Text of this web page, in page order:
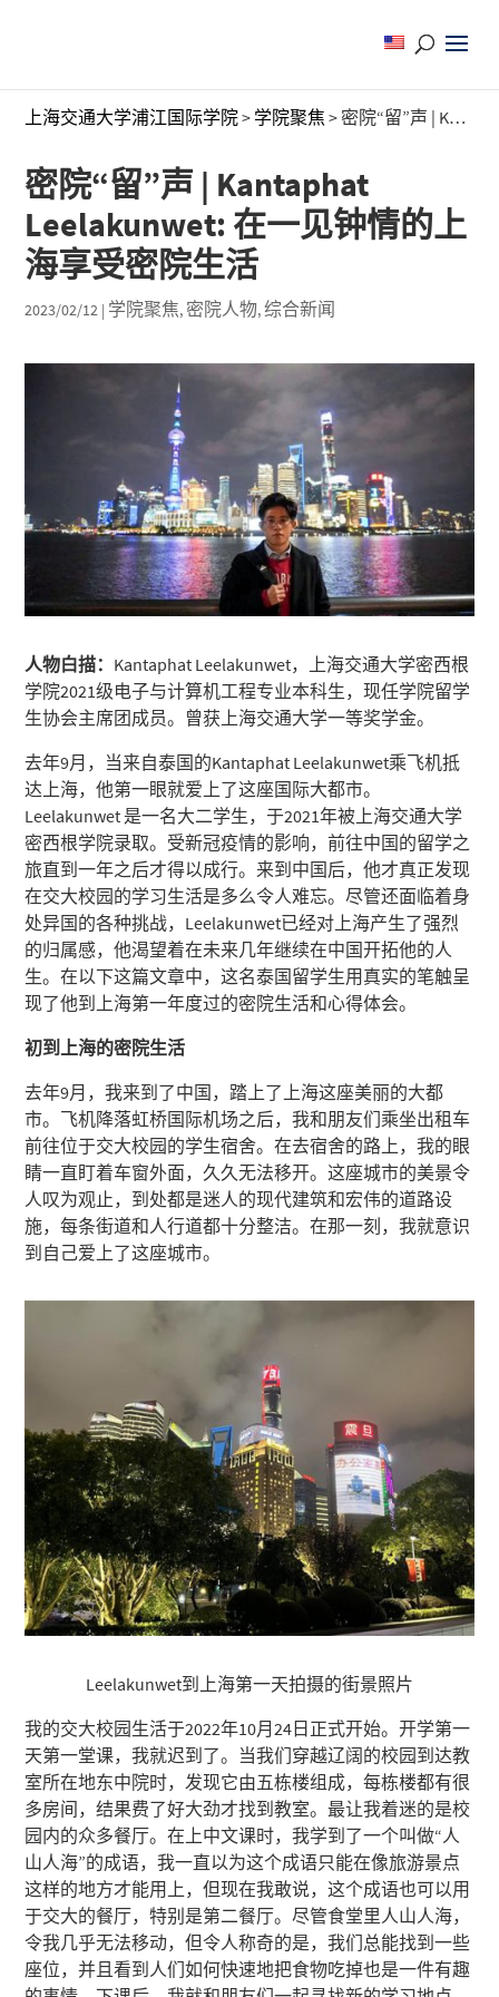
上海交通大学浦江国际学院> 学院聚焦 > 密院“留”声 | Kantaphat Leelakunwet: 在一见钟情的上海享受密院生活
密院“留”声 | Kantaphat
Leelakunwet: 在一见钟情的上
海享受密院生活
2023/02/12 | 学院聚焦, 密院人物,综合新闻
人物白描： Kantaphat Leelakunwet，上海交通大学密西根
学院2021级电子与计算机工程专业本科生，现任学院留学
生协会主席团成员。曾获上海交通大学一等奖学金。
去年9月，当来自泰国的Kantaphat Leelakunwet乘飞机抵
达上海，他第一眼就爱上了这座国际大都市。
Leelakunwet 是一名大二学生，于2021年被上海交通大学
密西根学院录取。受新冠疫情的影响，前往中国的留学之
旅直到一年之后才得以成行。来到中国后，他才真正发现
在交大校园的学习生活是多么令人难忘。尽管还面临着身
处异国的各种挑战，Leelakunwet已经对上海产生了强烈
的归属感，他渴望着在未来几年继续在中国开拓他的人
生。在以下这篇文章中，这名泰国留学生用真实的笔触呈
现了他到上海第一年度过的密院生活和心得体会。
初到上海的密院生活
去年9月，我来到了中国，踏上了上海这座美丽的大都
市。飞机降落虹桥国际机场之后，我和朋友们乘坐出租车
前往位于交大校园的学生宿舍。在去宿舍的路上，我的眼
睛一直盯着车窗外面，久久无法移开。这座城市的美景令
人叹为观止，到处都是迷人的现代建筑和宏伟的道路设
施，每条街道和人行道都十分整洁。在那一刻，我就意识
到自己爱上了这座城市。
Leelakunwet到上海第一天拍摄的街景照片
我的交大校园生活于2022年10月24日正式开始。开学第一
天第一堂课，我就迟到了。当我们穿越辽阔的校园到达教
室所在地东中院时，发现它由五栋楼组成，每栋楼都有很
多房间，结果费了好大劲才找到教室。最让我着迷的是校
园内的众多餐厅。在上中文课时，我学到了一个叫做“人
山人海”的成语，我一直以为这个成语只能在像旅游景点
这样的地方才能用上，但现在我敢说，这个成语也可以用
于交大的餐厅，特别是第二餐厅。尽管食堂里人山人海，
令我几乎无法移动，但令人称奇的是，我们总能找到一些
座位，并且看到人们如何快速地把食物吃掉也是一件有趣